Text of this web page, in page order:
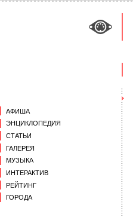
АФИША
ЭНЦИКЛОПЕДИЯ
СТАТЬИ
ГАЛЕРЕЯ
МУЗЫКА
ИНТЕРАКТИВ
РЕЙТИНГ
ГОРОДА